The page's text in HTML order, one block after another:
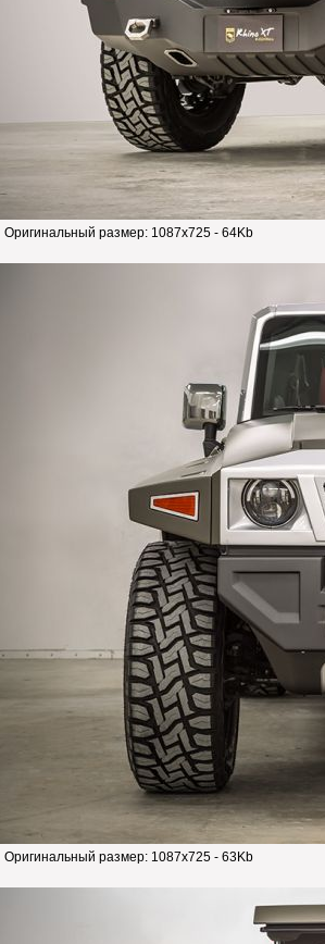
Оригинальный размер: 1087x725 - 64Kb
Оригинальный размер: 1087x725 - 63Kb